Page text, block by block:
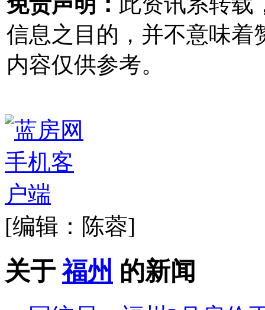
信息之目的，并不意味着
内容仅供参考。
[编辑：陈蓉]
关于 福州 的新闻